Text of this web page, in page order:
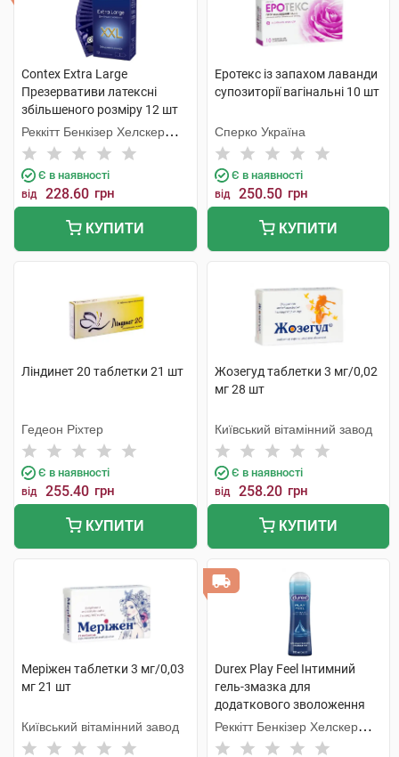
Contex Extra Large
Презервативи латексні
збільшеного розміру 12 шт
Реккітт Бенкізер Хелскер
Мануфектурінг
Є в наявності
від 228.60 грн
КУПИТИ
Еротекс із запахом лаванди
супозиторії вагінальні 10 шт
Сперко Україна
Є в наявності
від 250.50 грн
КУПИТИ
Ліндинет 20 таблетки 21 шт
Гедеон Ріхтер
Є в наявності
від 255.40 грн
КУПИТИ
Жозегуд таблетки 3 мг/0,02
мг 28 шт
Київський вітамінний завод
Є в наявності
від 258.20 грн
КУПИТИ
Меріжен таблетки 3 мг/0,03
мг 21 шт
Київський вітамінний завод
Durex Play Feel Інтимний
гель-змазка для
додаткового зволоження
100 мл флакон
Реккітт Бенкізер Хелскер
Мануфектурінг